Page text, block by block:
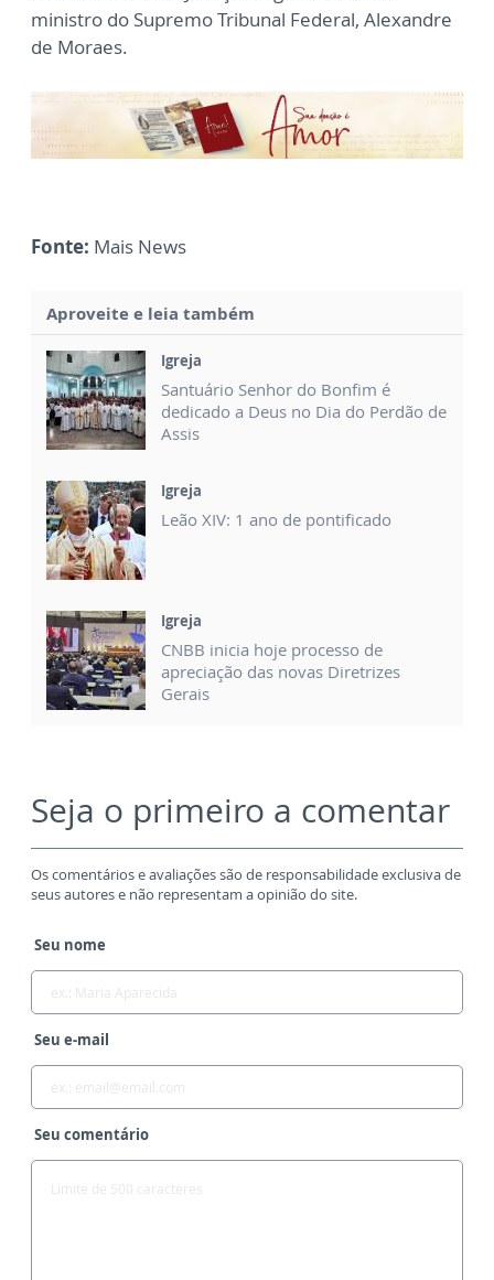
ministro do Supremo Tribunal Federal, Alexandre
de Moraes.
Fonte: Mais News
Aproveite e leia também
Igreja
Santuário Senhor do Bonfim é
dedicado a Deus no Dia do Perdão de
Assis
Igreja
Leão XIV: 1 ano de pontificado
Igreja
CNBB inicia hoje processo de
apreciação das novas Diretrizes
Gerais
Seja o primeiro a comentar
Os comentários e avaliações são de responsabilidade exclusiva de
seus autores e não representam a opinião do site.
Seu nome
Seu e-mail
Seu comentário